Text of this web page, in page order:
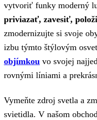
vytvoriť funky moderný
priviazať, zavesiť,
zmodernizujte si svoje
izbu týmto štýlovým
objímkou vo svojej
rovnými líniami a
Vymeňte zdroj svetla a
svietidla. V našom